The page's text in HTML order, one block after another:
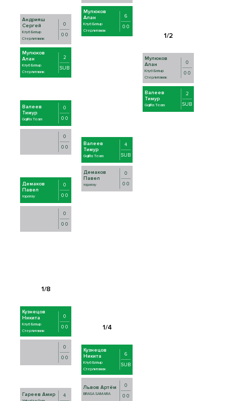
Андрияш
Сергей
Клуб Батыр
Стерлитамак
0
0 0
Мулюков
Алан
Клуб Батыр
Стерлитамак
2
SUB
Валеев
Тимур
GojiRa Team
0
0 0
0
0 0
Демаков
Павел
торатау
0
0 0
0
0 0
Мулюков
Алан
Клуб Батыр
Стерлитамак
6
0 0
Валеев
Тимур
GojiRa Team
4
SUB
Демаков
Павел
торатау
0
0 0
Мулюков
Алан
Клуб Батыр
Стерлитамак
0
0 0
Валеев
Тимур
GojiRa Team
2
SUB
Кузнецов
Никита
Клуб Батыр
Стерлитамак
0
0 0
0
0 0
Гареев Амир
4
Кузнецов
Никита
Клуб Батыр
Стерлитамак
6
SUB
Львов Артём
BRASA SAMARA
0
0 0